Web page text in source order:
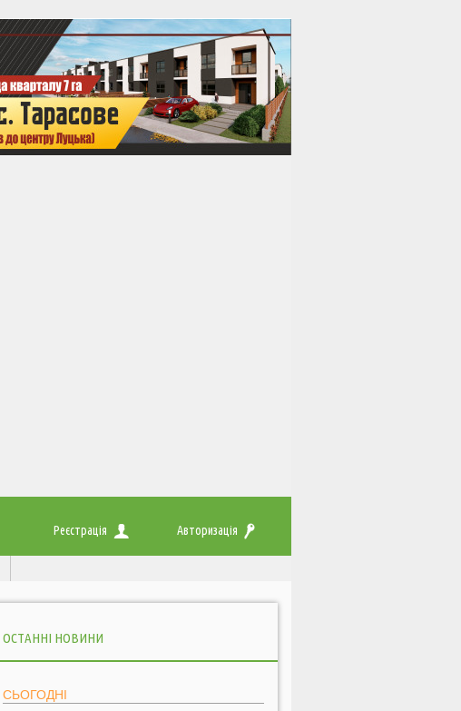
Реєстрація Авторизація
ОСТАННІ НОВИНИ
СЬОГОДНІ